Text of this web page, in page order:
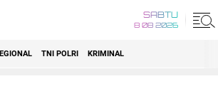
SABTU
8 08 2026
TNI POLRI KRIMINAL